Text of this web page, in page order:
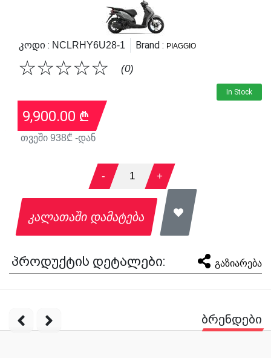
Კოდი : NCLRHY6U28-1 Brand : PIAGGIO
☆
☆
☆
☆
☆ (0)
In Stock
9,900.00 ₾
თვეში 938₾ -დან
- 1 +
კალათაში დამატება
პროდუქტის დეტალები: გაზიარება
ბრენდები